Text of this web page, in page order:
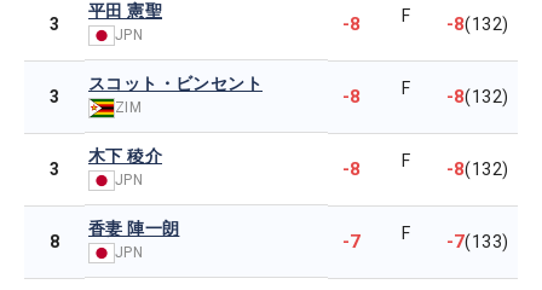
3
平田 憲聖
JPN -8 F -8(132)
3
スコット・ビンセント
ZIM -8 F -8(132)
3
木下 稜介
JPN -8 F -8(132)
8
香妻 陣一朗
JPN -7 F -7(133)